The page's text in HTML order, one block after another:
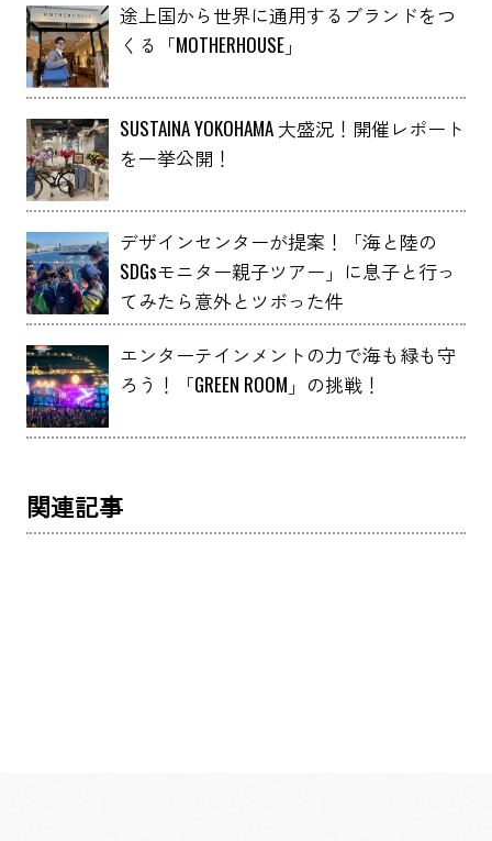
途上国から世界に通用するブランドをつ
くる「MOTHERHOUSE」
SUSTAINA YOKOHAMA 大盛況！開催レポート
を一挙公開！
デザインセンターが提案！「海と陸の
SDGsモニター親子ツアー」に息子と行っ
てみたら意外とツボった件
エンターテインメントの力で海も緑も守
ろう！「GREEN ROOM」の挑戦！
関連記事